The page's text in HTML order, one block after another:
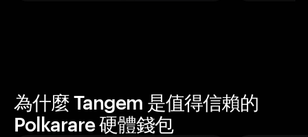
為什麼 Tangem 是值得信賴的
Polkarare 硬體錢包